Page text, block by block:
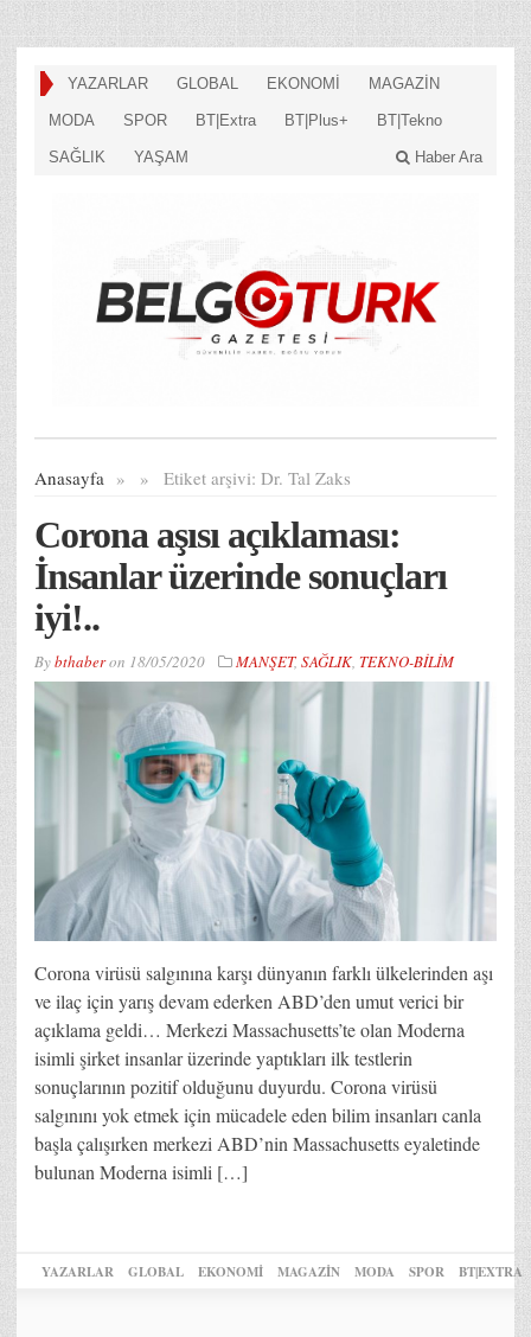
YAZARLAR GLOBAL EKONOMİ MAGAZİN
MODA SPOR BT|Extra BT|Plus+ BT|Tekno
SAĞLIK YAŞAM Haber Ara
Anasayfa » Etiket arşivi:
» Dr. Tal Zaks
Corona aşısı açıklaması:
İnsanlar üzerinde sonuçları
iyi!..
Bybthaberon 18/05/2020 MANŞET, SAĞLIK, TEKNO-BİLİM
Corona virüsü salgınına karşı dünyanın farklı ülkelerinden aşı
ve ilaç için yarış devam ederken ABD’den umut verici bir
açıklama geldi… Merkezi Massachusetts’te olan Moderna
isimli şirket insanlar üzerinde yaptıkları ilk testlerin
sonuçlarının pozitif olduğunu duyurdu. Corona virüsü
salgınını yok etmek için mücadele eden bilim insanları canla
başla çalışırken merkezi ABD’nin Massachusetts eyaletinde
bulunan Moderna isimli […]
YAZARLAR GLOBAL EKONOMİ MAGAZİN MODA SPOR BT|EXTRA